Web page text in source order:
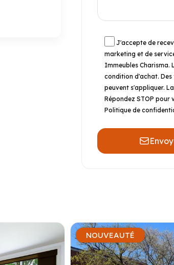
J'accepte de
marketing et de
Immeubles Charisma.
condition d'achat.
peuvent s'appliquer.
Répondez STOP pour
Politique de
NOUVEAUTÉ